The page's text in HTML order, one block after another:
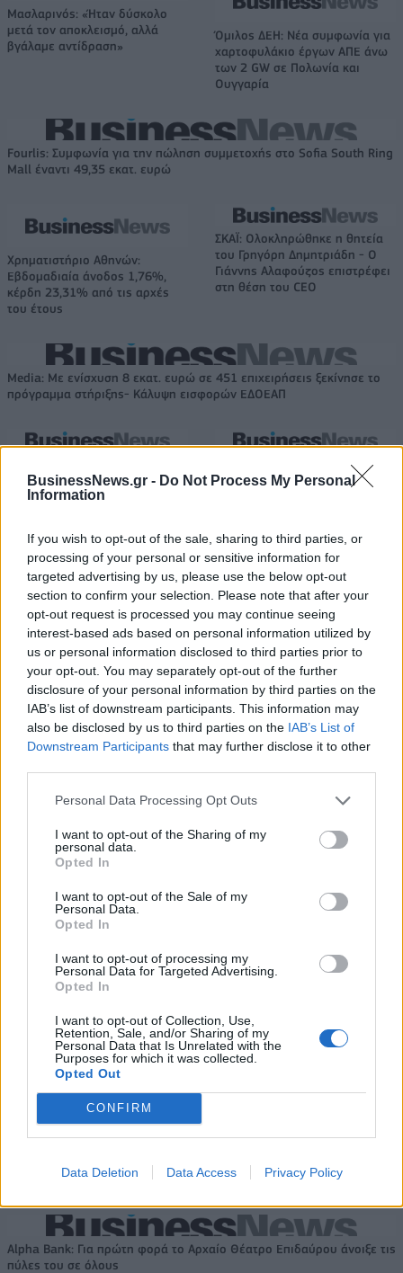
BusinessNews.gr - Do Not Process My Personal
Information
If you wish to opt-out of the sale, sharing to third parties, or
processing of your personal or sensitive information for
targeted advertising by us, please use the below opt-out
section to confirm your selection. Please note that after your
opt-out request is processed you may continue seeing
interest-based ads based on personal information utilized by
us or personal information disclosed to third parties prior to
your opt-out. You may separately opt-out of the further
disclosure of your personal information by third parties on the
IAB’s list of downstream participants. This information may
also be disclosed by us to third parties on the IAB’s List of
Downstream Participants that may further disclose it to other
Personal Data Processing Opt Outs
I want to opt-out of the Sharing of my
personal data.
Opted In
I want to opt-out of the Sale of my
Personal Data.
Opted In
I want to opt-out of processing my
Personal Data for Targeted Advertising.
Opted In
I want to opt-out of Collection, Use,
Retention, Sale, and/or Sharing of my
Personal Data that Is Unrelated with the
Purposes for which it was collected.
Opted Out
CONFIRM
Data Deletion Data Access Privacy Policy
Μασλαρινός: «Ήταν δύσκολο
μετά τον αποκλεισμό, αλλά
βγάλαμε αντίδραση»
Όμιλος ΔΕΗ: Νέα συμφωνία για
χαρτοφυλάκιο έργων ΑΠΕ άνω
των 2 GW σε Πολωνία και
Ουγγαρία
Fourlis: Συμφωνία για την πώληση συμμετοχής στο Sofia South Ring
Mall έναντι 49,35 εκατ. ευρώ
Χρηματιστήριο Αθηνών:
Εβδομαδιαία άνοδος 1,76%,
κέρδη 23,31% από τις αρχές
του έτους
ΣΚΑΪ: Ολοκληρώθηκε η θητεία
του Γρηγόρη Δημητριάδη - Ο
Γιάννης Αλαφούζος επιστρέφει
στη θέση του CEO
Media: Με ενίσχυση 8 εκατ. ευρώ σε 451 επιχειρήσεις ξεκίνησε το
πρόγραμμα στήριξης- Κάλυψη εισφορών ΕΔΟΕΑΠ
μπαταριών για τα υβριδικά της
Σε κινεζική… πολιορκία η
ευρωπαϊκή
Νέο Audi A2 e-tron με στόχο την κορυφή της αποδοτικότητας
Μισιακός: «Ο προπονητής είναι
υπεύθυνος και αναλαμβάνω την
ευθύνη»
Ο Γιάννης Αγραβάνης στον Βίκο
Ιωαννίνων
Ελληνική Αναπτυξιακή Τράπεζα: Με «προίκα» 2 δισ. ευρώ ανοίγει
δρόμο για δάνεια έως 5 δισ. σε μικρομεσαίες
Β.Σ. Καρούλιας: Τζίρος 98,7
εκατ. ευρώ και αύξηση κερδών
57% - Τα νέα στοιχήματα σε
low & non alcohol
Deloitte Ελλάδος:
είσοδο στην πολωνική αγορά
ενέργειας
Η Chery επενδύει 75 εκατ. δολάρια στην KG Mobility
Το FIAT 500 Hybrid τώρα από
18.990 ευρώ
Ατρόμητος και Novibet
συνεχίζουν μαζί: Ανανέωση της
2028
18η συνεχόμενη χρονιά για τον ΟΤΕ στη διεθνή σειρά δεικτών
FTSE4Good
Alpha Bank: Για πρώτη φορά το Αρχαίο Θέατρο Επιδαύρου άνοιξε τις
πύλες του σε όλους